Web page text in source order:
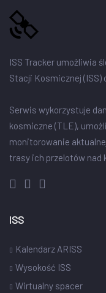
ISS Tracker umożliwia
Stacji Kosmicznej (ISS)
Serwis wykorzystuje
kosmiczne (TLE),
monitorowanie
trasy ich przelotów nad
ISS
Kalendarz ARISS
Wysokość ISS
Wirtualny spacer